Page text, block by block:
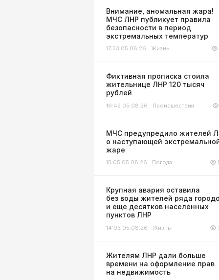
Внимание, аномальная жара!
МЧС ЛНР публикует правила
безопасности в период
экстремальных температур
17:33 05.08.26 Жизнь
Фиктивная прописка стоила
жительнице ЛНР 120 тысяч
рублей
16:42 05.08.26 Происшествия
МЧС предупредило жителей
о наступающей
жаре
15:05 05.08.26 Погода
Крупная авария оставила
без воды жителей ряда
и еще десятков населенных
пунктов ЛНР
14:03 05.08.26 Жизнь
Жителям ЛНР дали больше
времени на оформление прав
на недвижимость